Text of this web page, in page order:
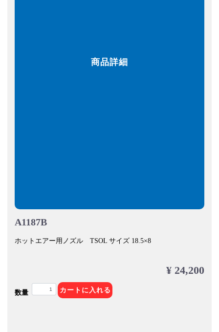
商品詳細
A1187B
ホットエアー用ノズル TSOL サイズ 18.5×8
¥ 24,200
数量 カートに入れる